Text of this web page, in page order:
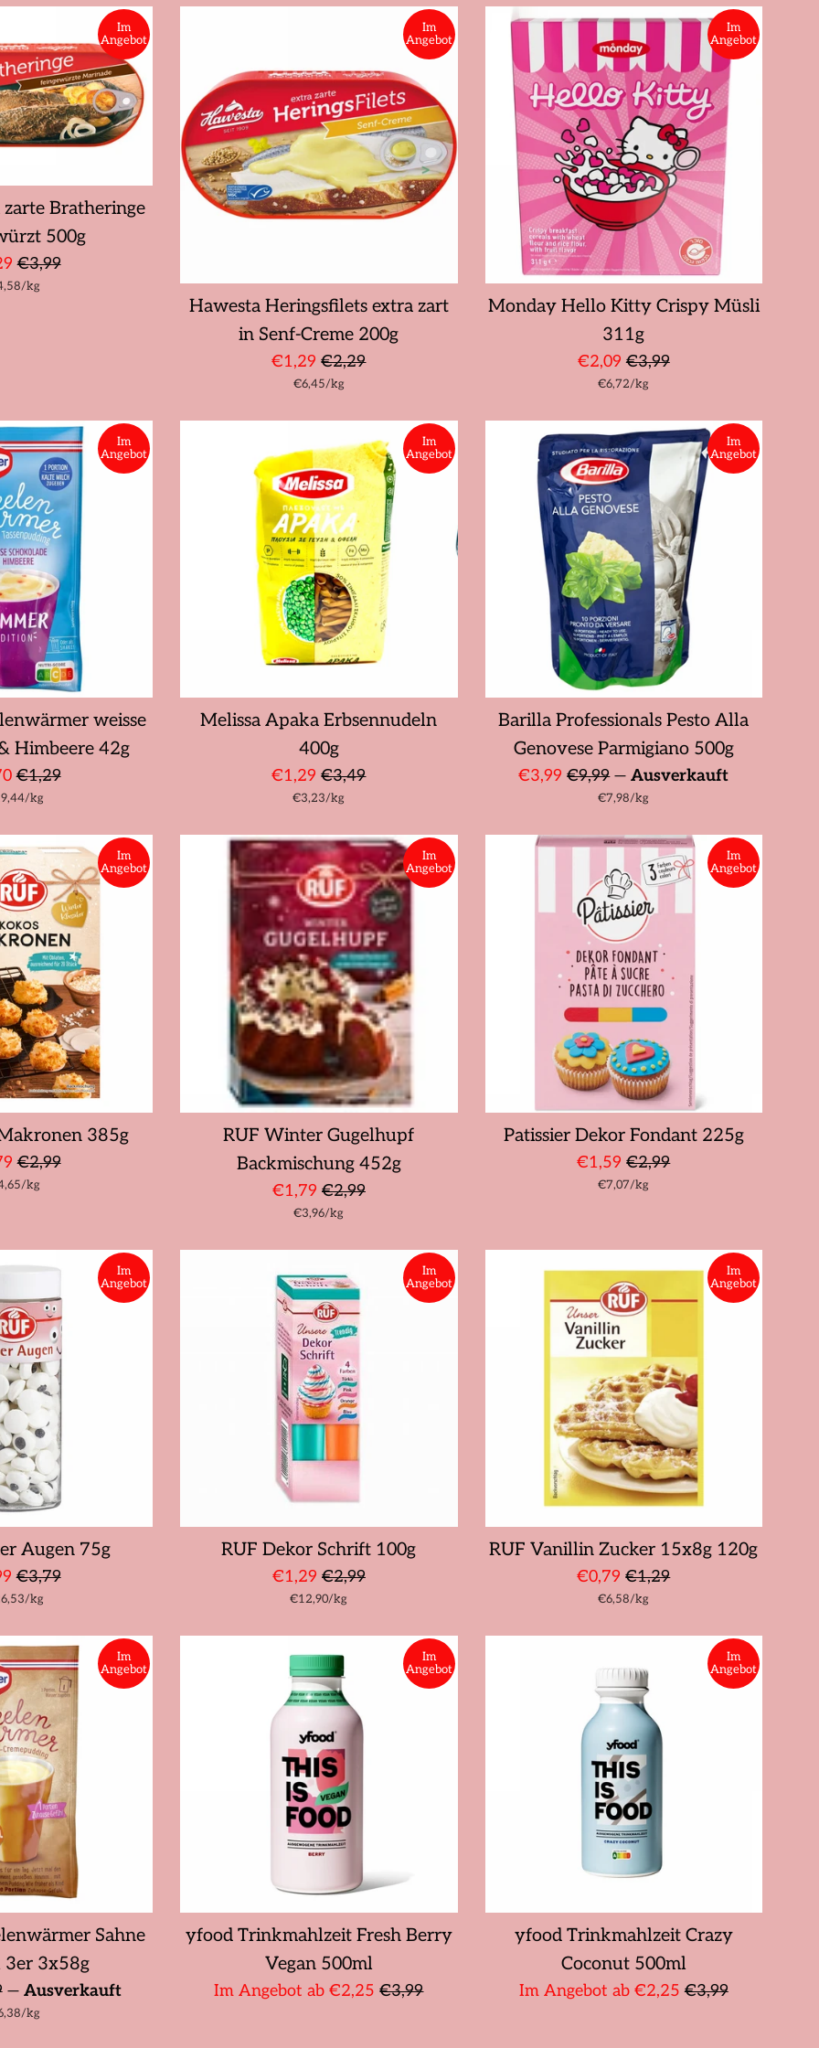
Bratheringe
500g
Normaler
Preis
€3,99
Im
Angebot
/pro
kg
Hawesta Heringsfilets extra zart
in Senf-Creme 200g
Sonderpreis
€1,29Normaler
Preis
€2,29
Im
Angebot
Stückpreis
€6,45/pro
kg
Monday Hello Kitty Crispy Müsli
311g
Sonderpreis
€2,09Normaler
Preis
€3,99
Im
Angebot
Stückpreis
€6,72/pro
kg
weisse
Himbeere 42g
Normaler
Preis
€1,29
Im
Angebot
/pro
kg
Melissa Apaka Erbsennudeln
400g
Sonderpreis
€1,29Normaler
Preis
€3,49
Im
Angebot
Stückpreis
€3,23/pro
kg
Barilla Professionals Pesto Alla
Genovese Parmigiano 500g
Sonderpreis
€3,99Normaler
Preis
€9,99
Im
Angebot
—Ausverkauft
Stückpreis
€7,98/pro
kg
385g
Normaler
Preis
€2,99
Im
Angebot
/pro
kg
RUF Winter Gugelhupf
Backmischung 452g
Sonderpreis
€1,79 Normaler
Preis
€2,99
Im
Angebot
Stückpreis
€3,96/pro
kg
Patissier Dekor Fondant 225g
Sonderpreis
€1,59Normaler
Preis
€2,99
Im
Angebot
Stückpreis
€7,07/pro
kg
Augen 75g
Normaler
Preis
€3,79
Im
Angebot
/pro
kg
RUF Dekor Schrift 100g
Sonderpreis
€1,29 Normaler
Preis
€2,99
Im
Angebot
Stückpreis
€12,90/pro
kg
RUF Vanillin Zucker 15x8g 120g
Sonderpreis
€0,79Normaler
Preis
€1,29
Im
Angebot
Stückpreis
€6,58/pro
kg
Sahne
3er 3x58g
Im
Angebot
— Ausverkauft
/pro
kg
yfood Trinkmahlzeit Fresh Berry
Vegan 500ml
Im Angebot ab €2,25Normaler
€3,99
Im
Angebot
yfood Trinkmahlzeit Crazy
Coconut 500ml
Im Angebot ab €2,25Normaler
€3,99
Im
Angebot